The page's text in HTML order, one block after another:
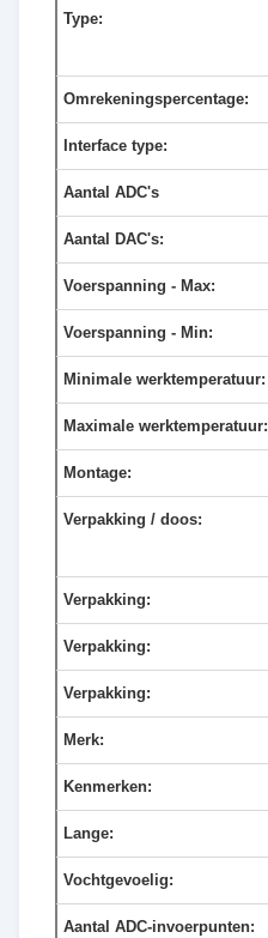
Type:
Omrekeningspercentage:
Interface type:
Aantal ADC's
Aantal DAC's:
Voerspanning - Max:
Voerspanning - Min:
Minimale werktemperatuur:
Maximale werktemperatuur:
Montage:
Verpakking / doos:
Verpakking:
Verpakking:
Verpakking:
Merk:
Kenmerken:
Lange:
Vochtgevoelig:
Aantal ADC-invoerpunten: